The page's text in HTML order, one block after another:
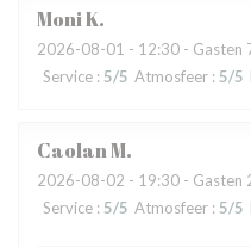
MoniK
2026-08-01 - 12:30 - Gasten
Service : 5/5 Atmosfeer : 5/5
CaolanM
2026-08-02 - 19:30 - Gasten
Service : 5/5 Atmosfeer : 5/5